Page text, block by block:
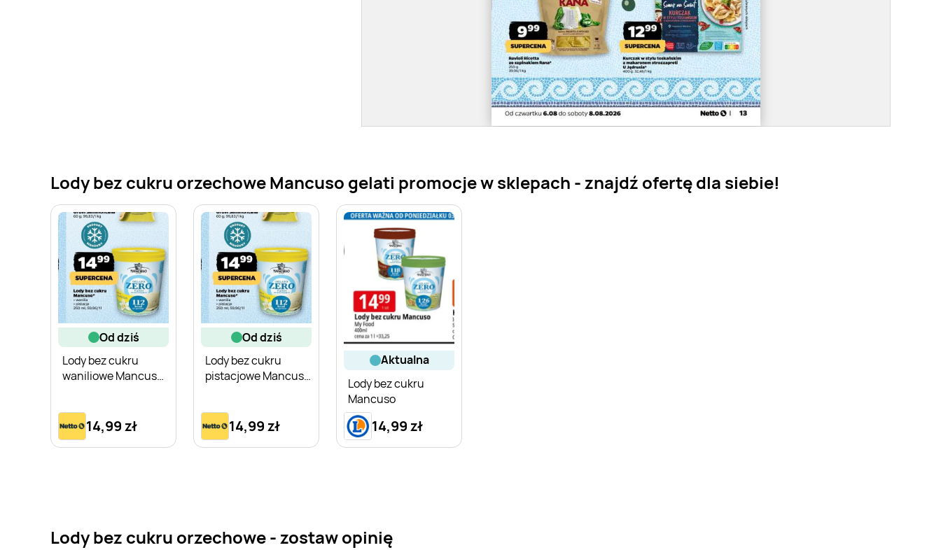
Lody bez cukru orzechowe Mancuso gelati promocje w sklepach - znajdź ofertę dla siebie!
od dziś
Lody bez cukru
waniliowe Mancuso
14,99 zł
od dziś
Lody bez cukru
pistacjowe Mancuso
14,99 zł
aktualna
Lody bez cukru
Mancuso
14,99 zł
Lody bez cukru orzechowe - zostaw opinię